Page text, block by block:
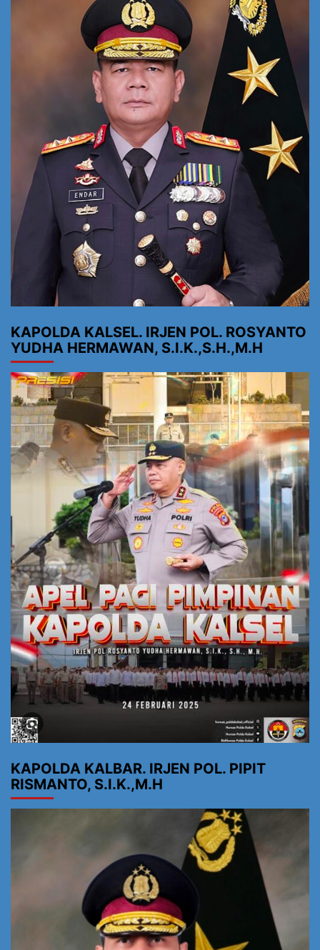
KAPOLDA KALSEL. IRJEN POL. ROSYANTO
YUDHA HERMAWAN, S.I.K.,S.H.,M.H
KAPOLDA KALBAR. IRJEN POL. PIPIT
RISMANTO, S.I.K.,M.H